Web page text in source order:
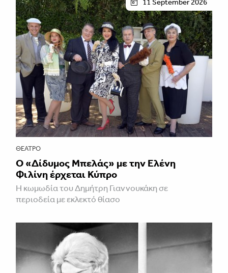
ΘΈΑΤΡΟ
Ο «Δίδυμος Μπελάς» με την Ελένη
Φιλίνη έρχεται Κύπρο
Η κωμωδία του Δημήτρη Γιαννουκάκη σε
περιοδεία με εκλεκτό θίασο